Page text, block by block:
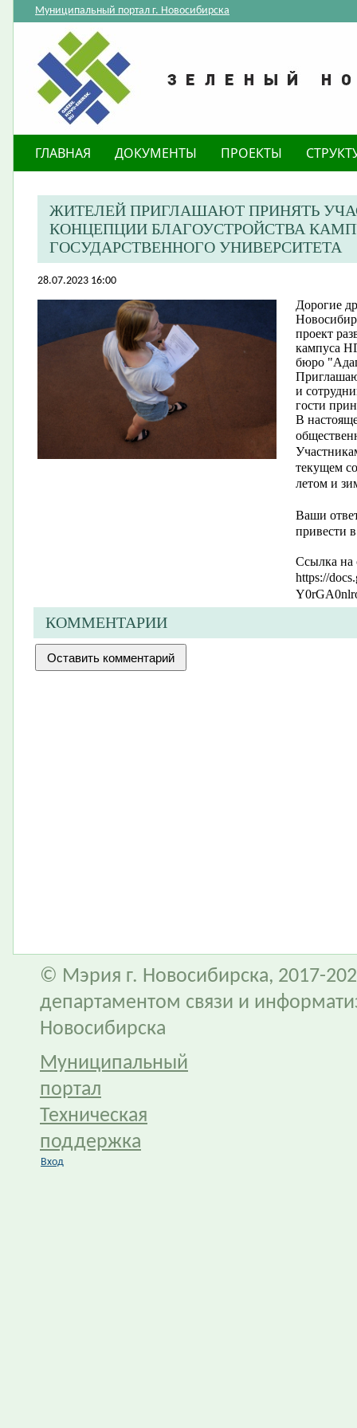
Муниципальный портал г. Новосибирска
ГЛАВНАЯ ДОКУМЕНТЫ ПРОЕКТЫ
ЖИТЕЛЕЙ ПРИГЛАШАЮТ ПРИНЯТЬ
КОНЦЕПЦИИ БЛАГОУСТРОЙСТВА
ГОСУДАРСТВЕННОГО УНИВЕРСИТЕТА
28.07.2023 16:00
Дорогие
проект
кампуса
бюро
и
гости
В
текущем
летом и
Ваши
привести
Ссылка на
https://
КОММЕНТАРИИ
© Мэрия г. Новосибирска, 2017-
департаментом связи и
Новосибирска
Муниципальный
портал
Техническая
поддержка
Вход